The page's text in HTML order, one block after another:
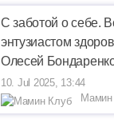
С заботой о себе.
энтузиастом
Олесей
10. Jul 2025, 13:44
Мамин